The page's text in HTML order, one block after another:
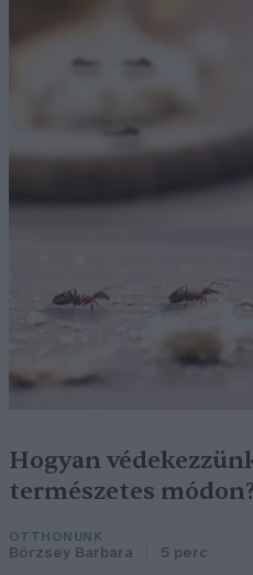
Hogyan
természetes
OTTHONUNK
Börzsey Barbara 5 perc